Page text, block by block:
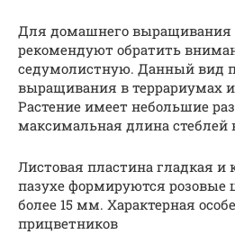
Для домашнего выращивания
рекомендуют обратить
седумолистную. Данный вид
выращивания в террариумах
Растение имеет небольшие
максимальная длина стеблей
Листовая пластина гладкая и
пазухе формируются розовые
более 15 мм. Характерная
прицветников